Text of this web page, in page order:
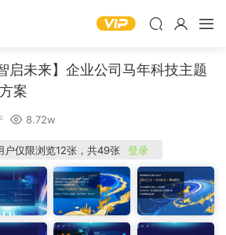
启未来】企业公司马年科技主题
案
8.72w
户仅限浏览12张，共49张 登录